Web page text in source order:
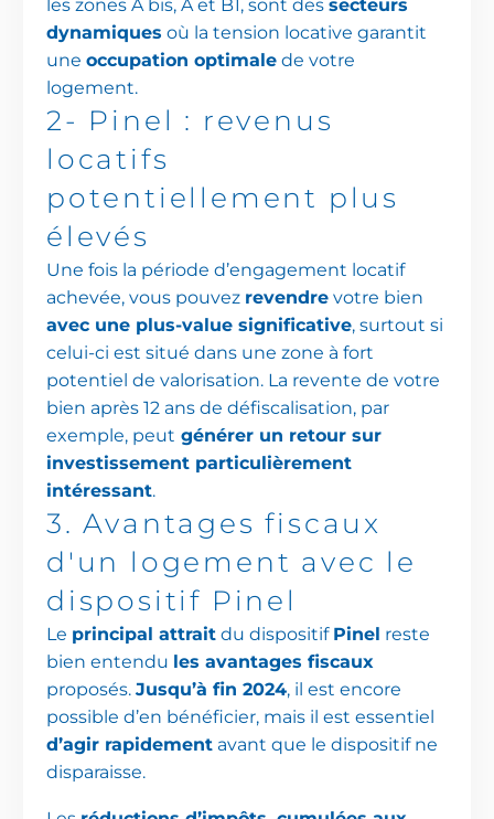
les zones A bis, A et B1, sont des secteurs
dynamiques où la tension locative garantit
une occupation optimale de votre
logement.
2- Pinel : revenus
locatifs
potentiellement plus
élevés
Une fois la période d’engagement locatif
achevée, vous pouvez revendre votre bien
avec une plus-value significative, surtout si
celui-ci est situé dans une zone à fort
potentiel de valorisation. La revente de votre
bien après 12 ans de défiscalisation, par
exemple, peut générer un retour sur
investissement particulièrement
intéressant.
3. Avantages fiscaux
d'un logement avec le
dispositif Pinel
Le principal attrait du dispositif Pinel reste
bien entendu les avantages fiscaux
proposés. Jusqu’à fin 2024, il est encore
possible d’en bénéficier, mais il est essentiel
d’agir rapidement avant que le dispositif ne
disparaisse.